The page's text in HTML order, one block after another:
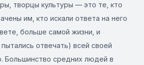
творцы культуры — это те, кто
им, кто искали ответа на него
больше самой жизни, и
отвечать) всей своей
Большинство средних людей в